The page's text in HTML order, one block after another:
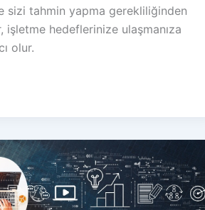
sizi tahmin yapma gerekliliğinden
işletme hedeflerinize ulaşmanıza
olur.